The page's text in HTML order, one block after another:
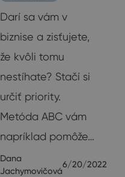
Darí sa vám v
biznise a zisťujete,
že kvôli tomu
nestíhate? Stačí si
určiť priority.
Metóda ABC vám
napríklad pomôže…
Dana
Jachymovičová
6/20/2022